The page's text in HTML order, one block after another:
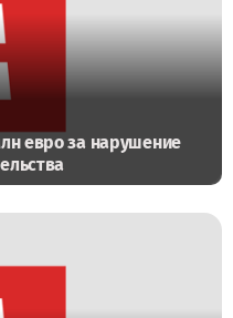
евро за нарушение